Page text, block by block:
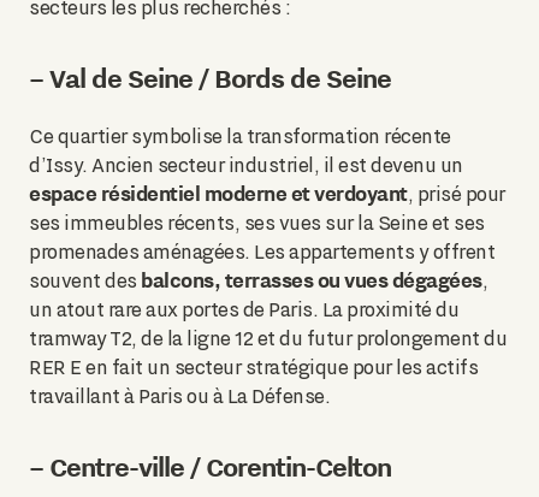
secteurs les plus recherchés :
– Val de Seine / Bords de Seine
Ce quartier symbolise la transformation récente
d’Issy. Ancien secteur industriel, il est devenu un
espace résidentiel moderne et verdoyant, prisé pour
ses immeubles récents, ses vues sur la Seine et ses
promenades aménagées. Les appartements y offrent
souvent des balcons, terrasses ou vues dégagées,
un atout rare aux portes de Paris. La proximité du
tramway T2, de la ligne 12 et du futur prolongement du
RER E en fait un secteur stratégique pour les actifs
travaillant à Paris ou à La Défense.
– Centre-ville / Corentin-Celton